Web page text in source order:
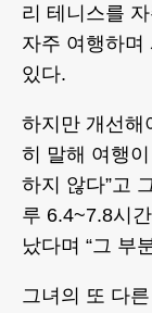
리 테니스를
자주 여행하며
있다.
하지만 개선해
히 말해 여행
하지 않다”고
루 6.4~7.8시
났다며 “그 부
그녀의 또 다